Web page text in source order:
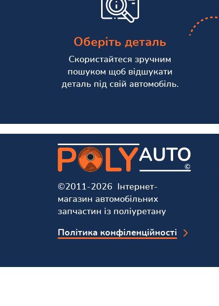
Оберіть деталь
Скористайтеся зручним
пошуком щоб відшукати
деталь під свій автомобіль.
©2011-2026 Інтернет-
магазин автомобільних
запчастин із поліуретану
Політика конфіленційності